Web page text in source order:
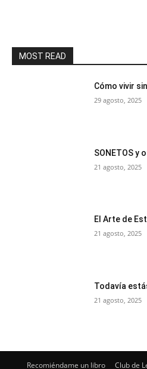
MOST READ
Cómo vivir
29 agosto, 2025
SONETOS y
21 agosto, 2025
El Arte de
21 agosto, 2025
Todavía
21 agosto, 2025
Recomiéndame un libro Club de